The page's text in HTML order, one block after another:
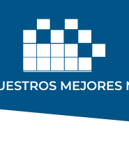
MEJORES